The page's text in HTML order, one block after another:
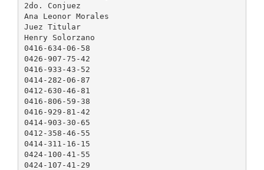
2do. Conjuez
Ana Leonor Morales
Juez Titular
Henry Solorzano
0416-634-06-58
0426-907-75-42
0416-933-43-52
0414-282-06-87
0412-630-46-81
0416-806-59-38
0416-929-81-42
0414-903-30-65
0412-358-46-55
0414-311-16-15
0424-100-41-55
0424-107-41-29